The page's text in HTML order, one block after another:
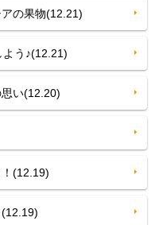
の果物(12.21)
う♪(12.21)
い(12.20)
(12.19)